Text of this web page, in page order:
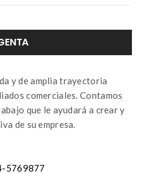
y de amplia trayectoria
comerciales. Contamos
que le ayudará a crear y
de su empresa.
5769877